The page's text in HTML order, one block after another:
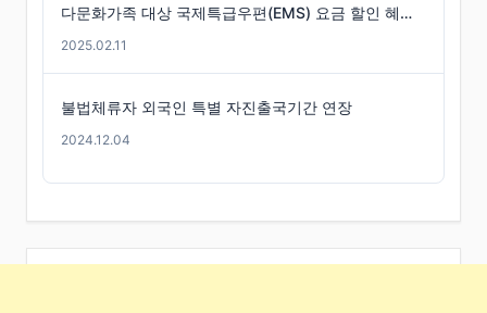
다문화가족 대상 국제특급우편(EMS) 요금 할인 혜택 -경기도
2025.02.11
불법체류자 외국인 특별 자진출국기간 연장
2024.12.04